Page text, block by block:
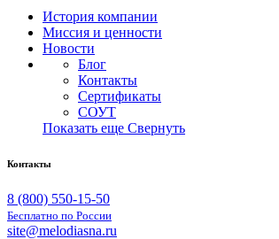
История компании
Миссия и ценности
Новости
Блог
Контакты
Сертификаты
СОУТ
Показать еще Свернуть
Контакты
8 (800) 550-15-50
Бесплатно по России
site@melodiasna.ru